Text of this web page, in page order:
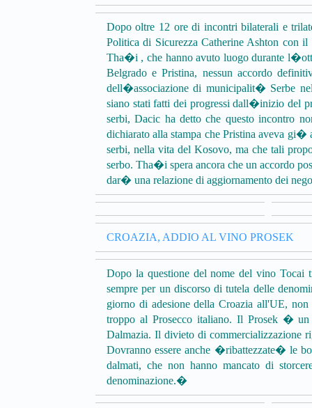
Dopo oltre 12 ore di incontri bilaterali e
Politica di Sicurezza Catherine Ashton con
Tha�i , che hanno avuto luogo durante
Belgrado e Pristina, nessun accordo
dell�associazione di municipalit� Serbe
siano stati fatti dei progressi dall�inizio del
serbi, Dacic ha detto che questo incontro
dichiarato alla stampa che Pristina aveva
serbi, nella vita del Kosovo, ma che tali
serbo. Tha�i spera ancora che un accordo
dar� una relazione di aggiornamento dei
CROAZIA, ADDIO AL VINO PROSEK
Dopo la questione del nome del vino Tocai
sempre per un discorso di tutela delle
giorno di adesione della Croazia all'UE,
troppo al Prosecco italiano. Il Prosek � un
Dalmazia. Il divieto di commercializzazione
Dovranno essere anche �ribattezzate� le
dalmati, che non hanno mancato di
denominazione.�